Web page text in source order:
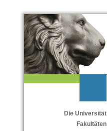
Die Universität
Fakultäten